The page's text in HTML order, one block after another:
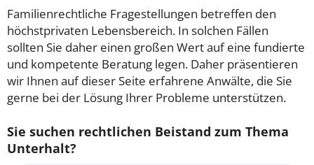
Familienrechtliche Fragestellungen betreffen den
höchstprivaten Lebensbereich. In solchen Fällen
sollten Sie daher einen großen Wert auf eine fundierte
und kompetente Beratung legen. Daher präsentieren
wir Ihnen auf dieser Seite erfahrene Anwälte, die Sie
gerne bei der Lösung Ihrer Probleme unterstützen.
Sie suchen rechtlichen Beistand zum Thema
Unterhalt?